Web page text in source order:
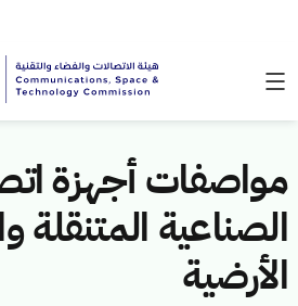
مواصفات أجهزة
الصناعية
الأرضية